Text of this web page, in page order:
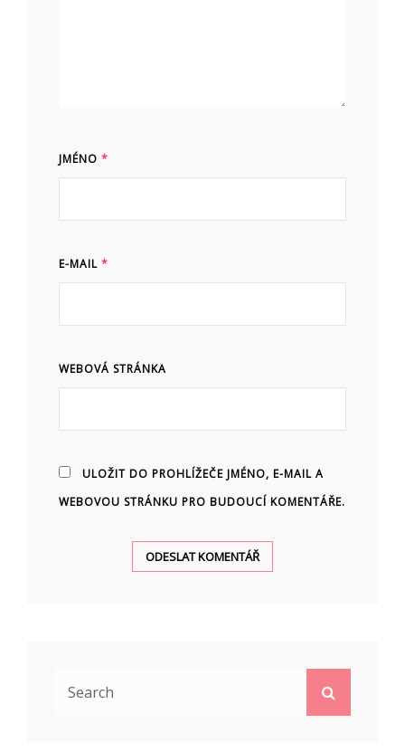
JMÉNO *
E-MAIL *
WEBOVÁ STRÁNKA
ULOŽIT DO PROHLÍŽEČE JMÉNO, E-MAIL A
WEBOVOU STRÁNKU PRO BUDOUCÍ KOMENTÁŘE.